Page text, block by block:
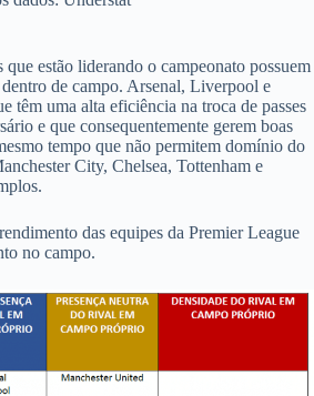
estão liderando o campeonato possuem
de campo. Arsenal, Liverpool e
têm uma alta eficiência na troca de passes
e que consequentemente gerem boas
tempo que não permitem domínio do
City, Chelsea, Tottenham e
das equipes da Premier League
no campo.